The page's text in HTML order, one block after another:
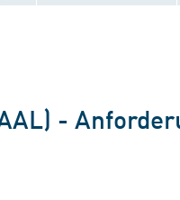
-